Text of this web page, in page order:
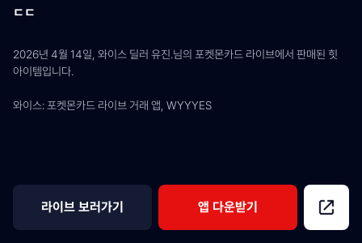
ㄷㄷ
2026년 4월 14일, 와이스 딜러 유진.님의 포켓몬카드 라이브에서 판매된 힛
아이템입니다.
와이스: 포켓몬카드 라이브 거래 앱, WYYYES
라이브 보러가기 앱 다운받기